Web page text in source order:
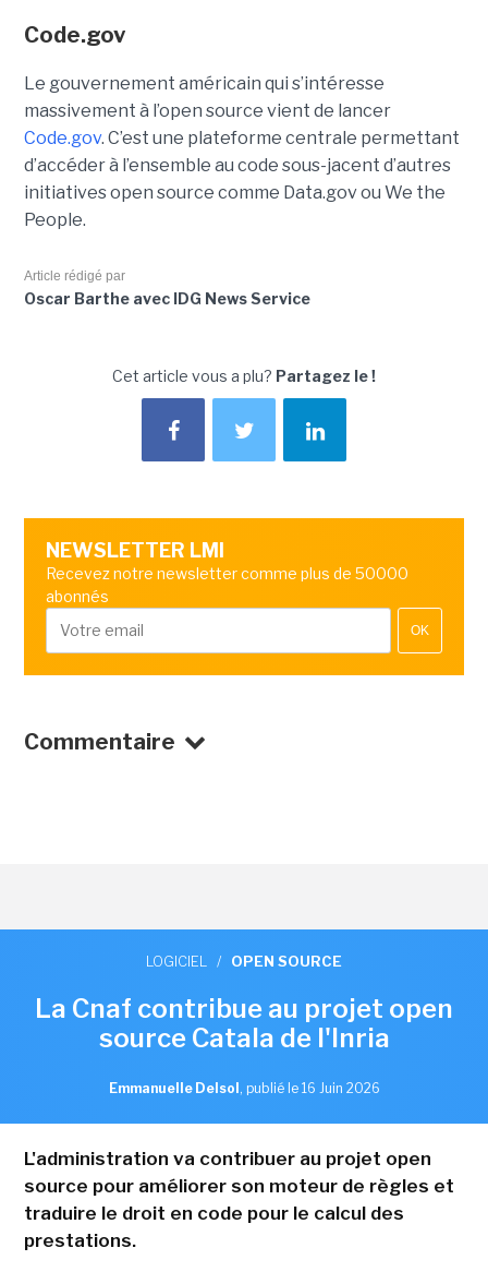
Code.gov
Le gouvernement américain qui s’intéresse
massivement à l’open source vient de lancer
Code.gov. C’est une plateforme centrale permettant
d’accéder à l’ensemble au code sous-jacent d’autres
initiatives open source comme Data.gov ou We the
People.
Article rédigé par
Oscar Barthe avec IDG News Service
Cet article vous a plu? Partagez le !
NEWSLETTER LMI
Recevez notre newsletter comme plus de 50000
abonnés
OK
Commentaire
LOGICIEL / OPEN SOURCE
La Cnaf contribue au projet open
source Catala de l'Inria
Emmanuelle Delsol , publié le 16 Juin 2026
L'administration va contribuer au projet open
source pour améliorer son moteur de règles et
traduire le droit en code pour le calcul des
prestations.